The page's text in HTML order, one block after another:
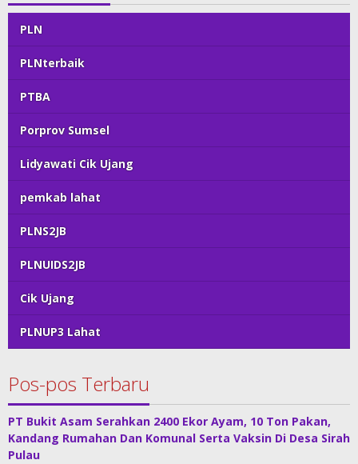
PLN
PLNterbaik
PTBA
Porprov Sumsel
Lidyawati Cik Ujang
pemkab lahat
PLNS2JB
PLNUIDS2JB
Cik Ujang
PLNUP3 Lahat
Pos-pos Terbaru
PT Bukit Asam Serahkan 2400 Ekor Ayam, 10 Ton Pakan,
Kandang Rumahan Dan Komunal Serta Vaksin Di Desa Sirah
Pulau